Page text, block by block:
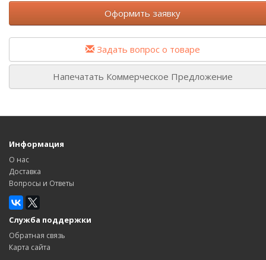
Оформить заявку
Задать вопрос о товаре
Напечатать Коммерческое Предложение
Информация
О нас
Доставка
Вопросы и Ответы
Служба поддержки
Обратная связь
Карта сайта